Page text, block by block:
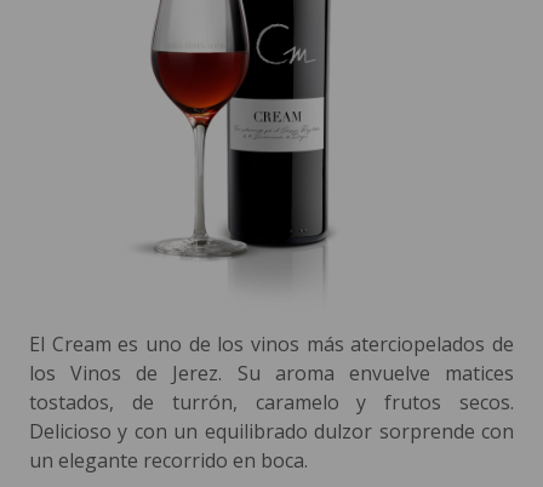
El Cream es uno de los vinos más aterciopelados de
los Vinos de Jerez. Su aroma envuelve matices
tostados, de turrón, caramelo y frutos secos.
Delicioso y con un equilibrado dulzor sorprende con
un elegante recorrido en boca.